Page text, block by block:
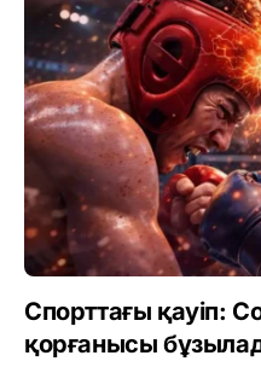
Спорттағы қауіп:
қорғанысы